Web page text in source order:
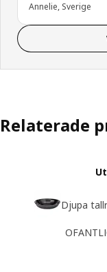
Annelie, Sverige
Relaterade
Djupa